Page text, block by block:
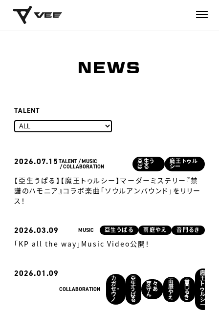
NEWS
TALENT
2026 07.15 TALENT MUSIC
COLLABORATION
亞生う
ぱる
魔王トゥル
シー
【亞生うぱる】【魔王トゥルシー】マーダーミステリー『禁
譜のハモニア』コラボ楽曲「ソウルアンバウンド」をリリー
ス！
2026 03.09 MUSIC 亞生うぱる 雨庭やえ 音門るき
「KP all the way」Music Video公開！
2026 01.09
COLLABORATION
カ
ガ
セ・
ウ
ノ
亞
生
う
ぱ
る
芽々
守あ
ん
雨
庭
や
え
音
門
る
き
魔
王
ト
ゥ
ル
シ
ー